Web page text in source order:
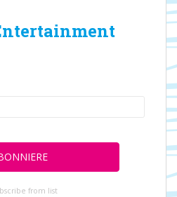
from list